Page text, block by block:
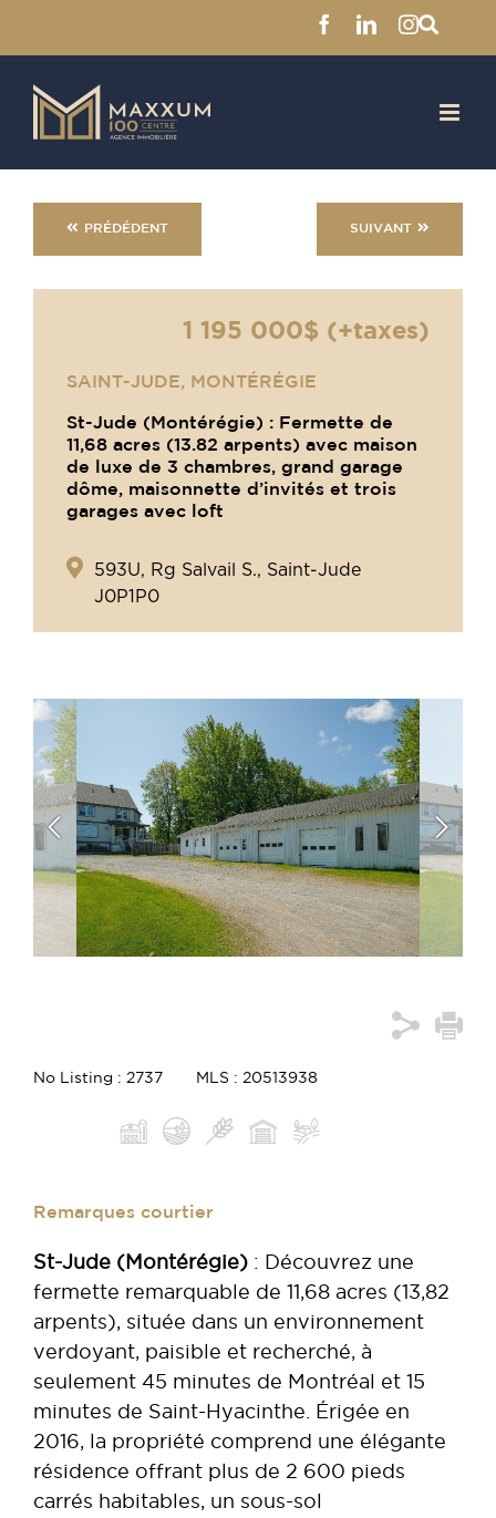
PRÉDÉDENT SUIVANT
SAINT-JUDE, MONTÉRÉGIE
St-Jude (Montérégie) : Fermette de
11,68 acres (13.82 arpents) avec maison
de luxe de 3 chambres, grand garage
dôme, maisonnette d’invités et trois
garages avec loft
593U, Rg Salvail S., Saint-Jude
J0P1P0
1 195 000$ (+taxes)
No Listing : 2737 MLS : 20513938
Remarques courtier
St-Jude (Montérégie) : Découvrez une
fermette remarquable de 11,68 acres (13,82
arpents), située dans un environnement
verdoyant, paisible et recherché, à
seulement 45 minutes de Montréal et 15
minutes de Saint-Hyacinthe. Érigée en
2016, la propriété comprend une élégante
résidence offrant plus de 2 600 pieds
carrés habitables, un sous-sol